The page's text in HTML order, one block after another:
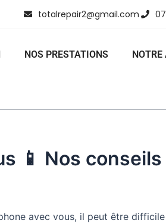
totalrepair2@gmail.com
NOS PRESTATIONS NOTRE
📱 Nos conseils
avec vous, il peut être